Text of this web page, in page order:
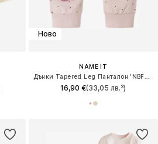
Ново
NAME IT
16,90 €(33,05 лв.³)